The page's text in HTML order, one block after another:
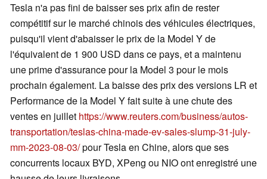
Tesla n'a pas fini de baisser ses prix afin de rester
compétitif sur le marché chinois des véhicules électriques,
puisqu'il vient d'abaisser le prix de la Model Y de
l'équivalent de 1 900 USD dans ce pays, et a maintenu
une prime d'assurance pour la Model 3 pour le mois
prochain également. La baisse des prix des versions LR et
Performance de la Model Y fait suite à une chute des
ventes en juillet https://www.reuters.com/business/autos-
transportation/teslas-china-made-ev-sales-slump-31-july-
mm-2023-08-03/pour Tesla en Chine, alors que ses
concurrents locaux BYD, XPeng ou NIO ont enregistré une